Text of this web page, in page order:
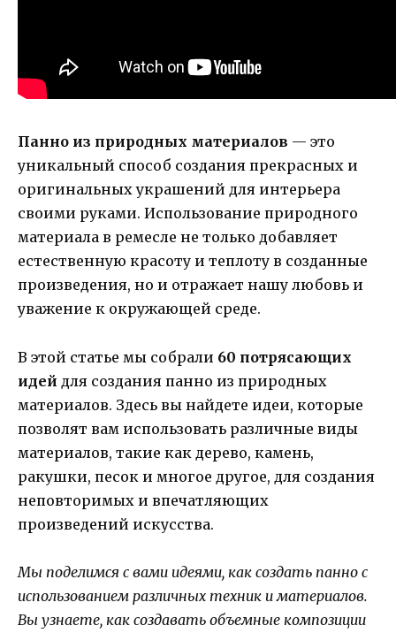
Панно из природных материалов — это
уникальный способ создания прекрасных и
оригинальных украшений для интерьера
своими руками. Использование природного
материала в ремесле не только добавляет
естественную красоту и теплоту в созданные
произведения, но и отражает нашу любовь и
уважение к окружающей среде.
В этой статье мы собрали 60 потрясающих
идей для создания панно из природных
материалов. Здесь вы найдете идеи, которые
позволят вам использовать различные виды
материалов, такие как дерево, камень,
ракушки, песок и многое другое, для создания
неповторимых и впечатляющих
произведений искусства.
Мы поделимся с вами идеями, как создать панно с
использованием различных техник и материалов.
Вы узнаете, как создавать объемные композиции